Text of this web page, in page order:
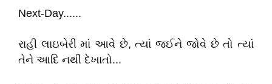
Next-Day......
રાહી લાઇબેરી માં આવે છે, ત્યાં જઈને જોવે છે તો ત્યાં
તેને આદિ નથી દેખાતો...